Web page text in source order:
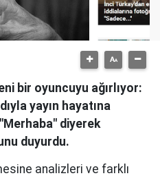
bir oyuncuyu ağırlıyor:
yayın hayatına
diyerek
duyurdu.
analizleri ve farklı